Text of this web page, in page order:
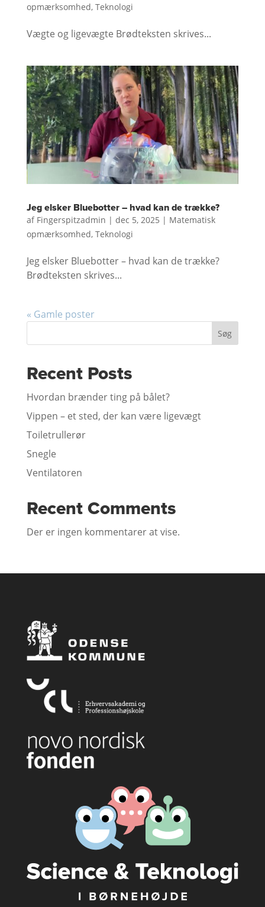
opmærksomhed, Teknologi
Vægte og ligevægte Brødteksten skrives...
Jeg elsker Bluebotter – hvad kan de trække?
af Fingerspitzadmin | dec 5, 2025 | Matematisk
opmærksomhed, Teknologi
Jeg elsker Bluebotter – hvad kan de trække?
Brødteksten skrives...
« Gamle poster
Søg
Recent Posts
Hvordan brænder ting på bålet?
Vippen – et sted, der kan være ligevægt
Toiletrullerør
Snegle
Ventilatoren
Recent Comments
Der er ingen kommentarer at vise.